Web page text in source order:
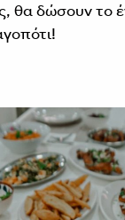
θα δώσουν το